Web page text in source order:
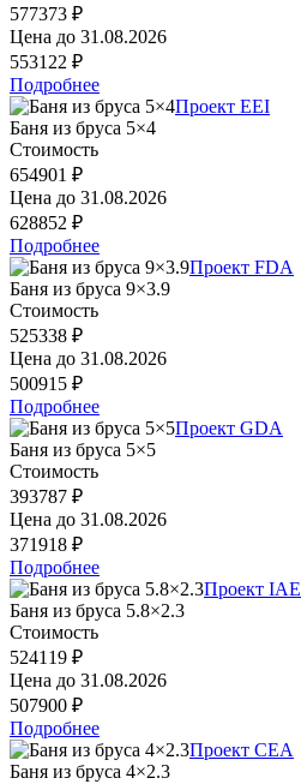
577373 ₽
Цена до 31.08.2026
553122 ₽
Подробнее
Проект EEI
Баня из бруса 5×4
Стоимость
654901 ₽
Цена до 31.08.2026
628852 ₽
Подробнее
Проект FDA
Баня из бруса 9×3.9
Стоимость
525338 ₽
Цена до 31.08.2026
500915 ₽
Подробнее
Проект GDA
Баня из бруса 5×5
Стоимость
393787 ₽
Цена до 31.08.2026
371918 ₽
Подробнее
Проект IAE
Баня из бруса 5.8×2.3
Стоимость
524119 ₽
Цена до 31.08.2026
507900 ₽
Подробнее
Проект CEA
Баня из бруса 4×2.3